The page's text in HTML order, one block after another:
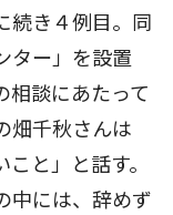
続き４例目。同
ター」を設置
相談にあたって
畑千秋さんは
と」と話す。
中には、辞めず